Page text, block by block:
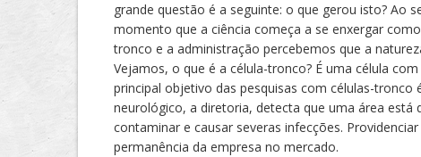
grande questão é a seguinte: o que gerou isto? Ao
momento que a ciência começa a se enxergar
tronco e a administração percebemos que a
Vejamos, o que é a célula-tronco? É uma célula
principal objetivo das pesquisas com células-tronco
neurológico, a diretoria, detecta que uma área
contaminar e causar severas infecções.
permanência da empresa no mercado.